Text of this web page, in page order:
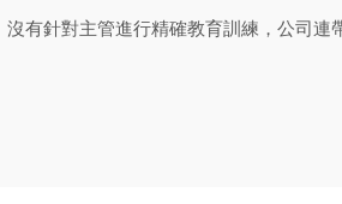
麼主張免責？
沒有針對主管進行精確教育訓練，公司連